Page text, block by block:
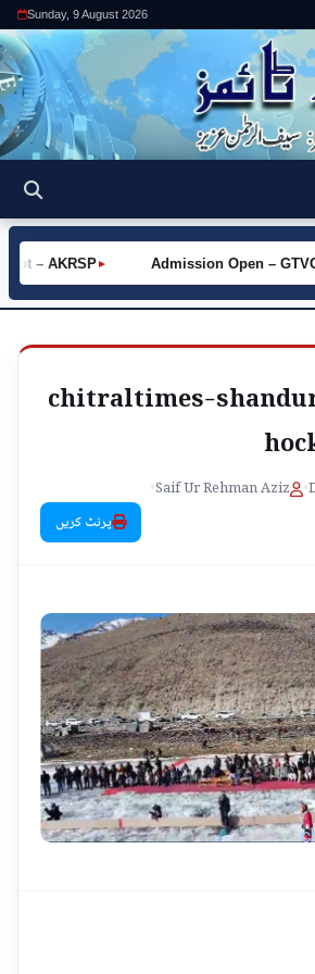
Sunday, 9 August 2026
►
– AKRSP Admission Open – GTVC
chitraltimes-
•
Saif Ur Rehman Aziz
•
پرنٹ کریں